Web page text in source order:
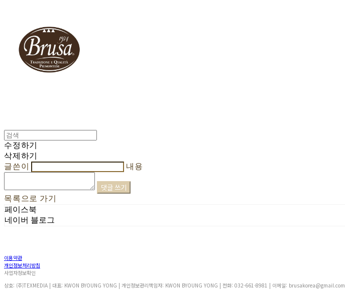
수정하기
삭제하기
글쓴이
내용
댓글 쓰기
목록으로 가기
페이스북
네이버 블로그
이용약관
개인정보처리방침
사업자정보확인
상호: (주)TEXMEDIA | 대표: KWON BYOUNG YONG | 개인정보관리책임자: KWON BYOUNG YONG | 전화: 032-661-8981 | 이메일: brusakorea@gmail.com